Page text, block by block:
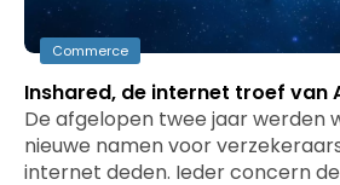
Commerce
Inshared, de internet troef van
De afgelopen twee jaar werden
nieuwe namen voor
internet deden. Ieder concern